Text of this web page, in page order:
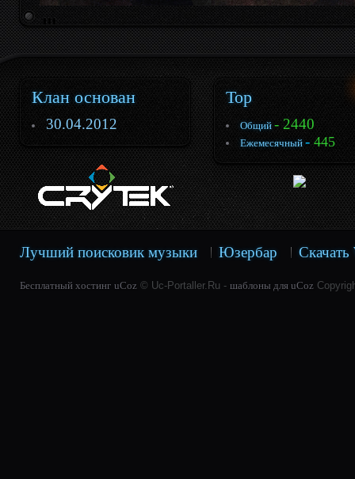
Клан основан
30.04.2012
Top
Общий - 2440
Ежемесячный - 445
Лучший поисковик музыки Юзербар Скачать
Бесплатный хостинг uCoz © Uc-Portaller.Ru - шаблоны для uCoz